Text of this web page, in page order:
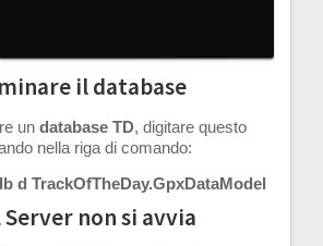
il database
un database TD, digitare questo
nella riga di comando:
d TrackOfTheDay.GpxDataModel
Server non si avvia